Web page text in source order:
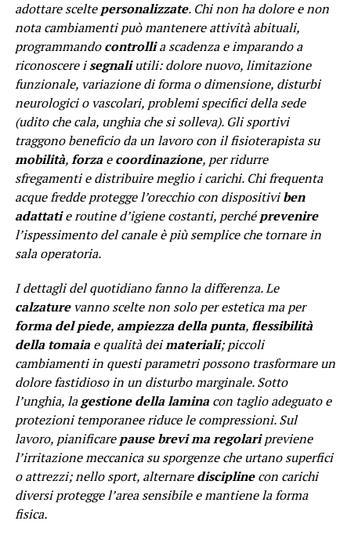
adottare sceltepersonalizzate. Chi non ha dolore e non
nota cambiamenti può mantenere attività abituali,
programmandocontrollia scadenza e imparando a
riconoscere isegnaliutili: dolore nuovo, limitazione
funzionale, variazione di forma o dimensione, disturbi
neurologici o vascolari, problemi specifici della sede
(udito che cala, unghia che si solleva). Gli sportivi
traggono beneficio da un lavoro con il fisioterapista su
mobilità,forzaecoordinazione, per ridurre
sfregamenti e distribuire meglio i carichi. Chi frequenta
acque fredde protegge l’orecchio con dispositiviben
adattatie routine d’igiene costanti, perchéprevenire
l’ispessimento del canale è più semplice che tornare in
sala operatoria.
I dettagli del quotidiano fanno la differenza. Le
calzaturevanno scelte non solo per estetica ma per
forma del piede, ampiezza della punta,flessibilità
della tomaiae qualità deimateriali; piccoli
cambiamenti in questi parametri possono trasformare un
dolore fastidioso in un disturbo marginale. Sotto
l’unghia, lagestione della laminacon taglio adeguato e
protezioni temporanee riduce le compressioni. Sul
lavoro, pianificarepause brevi ma regolaripreviene
l’irritazione meccanica su sporgenze che urtano superfici
o attrezzi; nello sport, alternaredisciplinecon carichi
diversi protegge l’area sensibile e mantiene la forma
fisica.